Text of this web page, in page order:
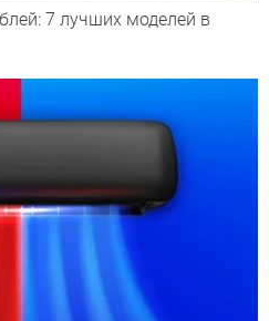
7 лучших моделей в